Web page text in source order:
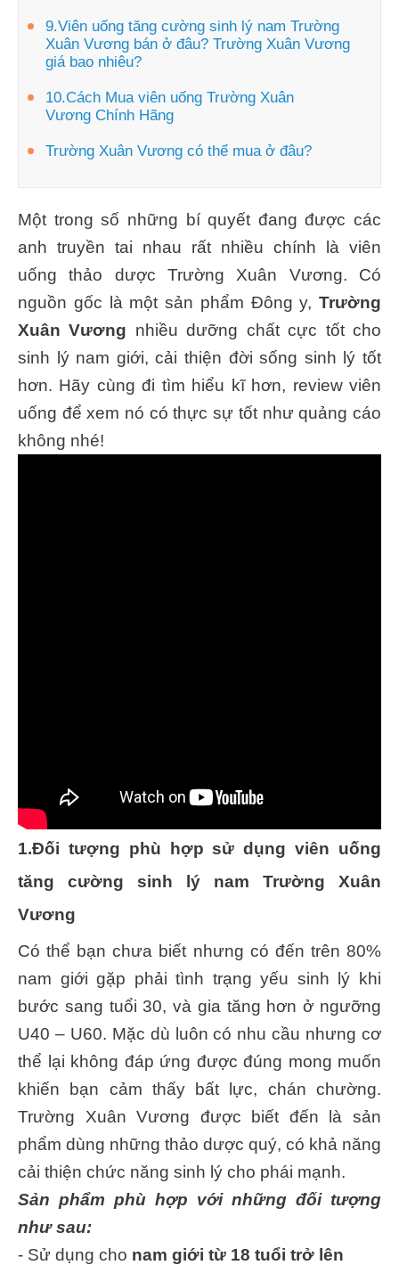
9.Viên uống tăng cường sinh lý nam Trường
Xuân Vương bán ở đâu? Trường Xuân Vương
giá bao nhiêu?
10.Cách Mua viên uống Trường Xuân
Vương Chính Hãng
Trường Xuân Vương có thể mua ở đâu?
Một trong số những bí quyết đang được các
anh truyền tai nhau rất nhiều chính là viên
uống thảo dược Trường Xuân Vương. Có
nguồn gốc là một sản phẩm Đông y, Trường
Xuân Vương nhiều dưỡng chất cực tốt cho
sinh lý nam giới, cải thiện đời sống sinh lý tốt
hơn. Hãy cùng đi tìm hiểu kĩ hơn, review viên
uống để xem nó có thực sự tốt như quảng cáo
không nhé!
1.Đối tượng phù hợp sử dụng viên uống
tăng cường sinh lý nam Trường Xuân
Vương
Có thể bạn chưa biết nhưng có đến trên 80%
nam giới gặp phải tình trạng yếu sinh lý khi
bước sang tuổi 30, và gia tăng hơn ở ngưỡng
U40 – U60. Mặc dù luôn có nhu cầu nhưng cơ
thể lại không đáp ứng được đúng mong muốn
khiến bạn cảm thấy bất lực, chán chường.
Trường Xuân Vương được biết đến là sản
phẩm dùng những thảo dược quý, có khả năng
cải thiện chức năng sinh lý cho phái mạnh.
Sản phẩm phù hợp với những đối tượng
như sau:
- Sử dụng cho nam giới từ 18 tuổi trở lên